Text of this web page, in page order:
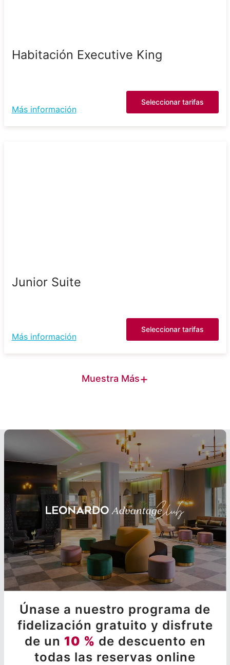
Habitación Executive King
Más información
Seleccionar tarifas
Junior Suite
Más información
Seleccionar tarifas
Muestra Más+
Únase a nuestro programa de
fidelización gratuito y disfrute
de un 10 % de descuento en
todas las reservas online